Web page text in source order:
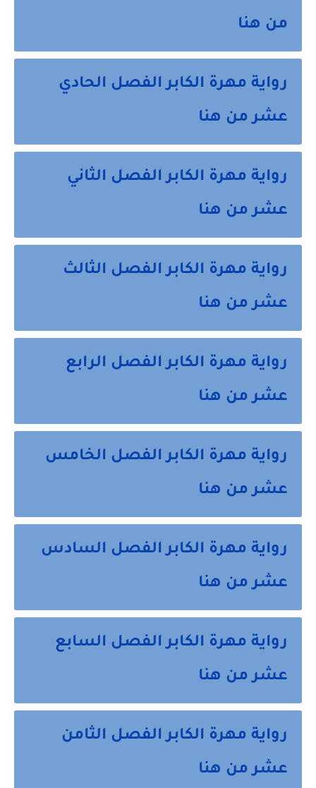
من هنا
رواية مهرة الكابر الفصل الحادي
عشر من هنا
رواية مهرة الكابر الفصل الثاني
عشر من هنا
رواية مهرة الكابر الفصل الثالث
عشر من هنا
رواية مهرة الكابر الفصل الرابع
عشر من هنا
رواية مهرة الكابر الفصل الخامس
عشر من هنا
رواية مهرة الكابر الفصل السادس
عشر من هنا
رواية مهرة الكابر الفصل السابع
عشر من هنا
رواية مهرة الكابر الفصل الثامن
عشر من هنا